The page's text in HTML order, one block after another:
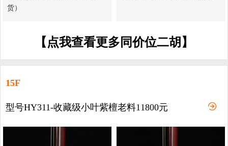
货）
【点我查看更多同价位二胡】
15F
型号HY311-收藏级小叶紫檀老料11800元